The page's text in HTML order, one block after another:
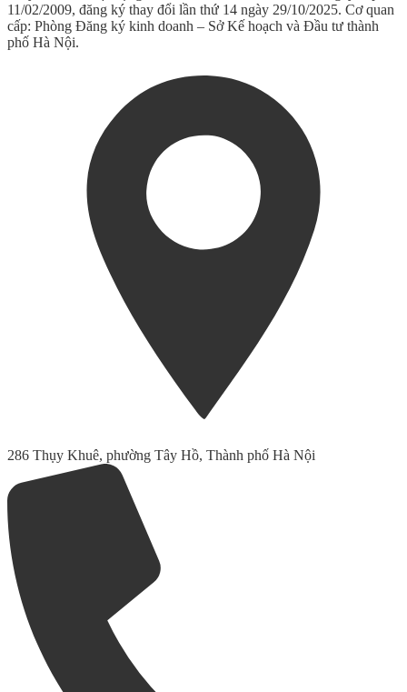
11/02/2009, đăng ký thay đổi lần thứ 14 ngày 29/10/2025. Cơ quan
cấp: Phòng Đăng ký kinh doanh – Sở Kế hoạch và Đầu tư thành
phố Hà Nội.
286 Thụy Khuê, phường Tây Hồ, Thành phố Hà Nội